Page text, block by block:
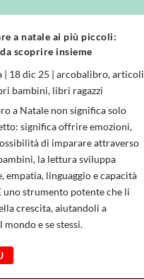
a natale ai più piccoli:
scoprire insieme
| 18 dic 25 |arcobalibro,articoli
bambini, libri ragazzi
a Natale non significa solo
significa offrire emozioni,
di imparare attraverso
la lettura sviluppa
empatia, linguaggio e capacità
uno strumento potente che li
crescita, aiutandoli a
e se stessi.